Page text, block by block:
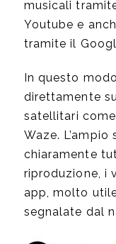
musicali
Youtube e
tramite il
In questo
direttamente
satellitari
Waze.
chiaramente
riproduzione, i
app, molto
segnalate dal